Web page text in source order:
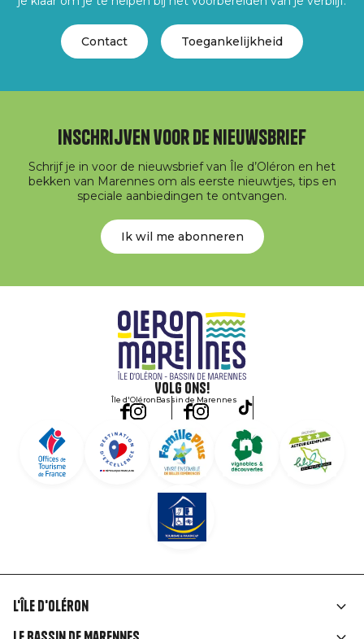
Contact Toegankelijkheid
Inschrijven voor de nieuwsbrief
Schrijf je in voor de nieuwsbrief van Île d’Oléron en het
bekken van Marennes om als eerste nieuwtjes, tips en
speciale aanbiedingen te ontvangen.
Ik wil me abonneren
Volg ons!
Île d'OléronBassin de Marennes
Liens
L'île d'Oléron